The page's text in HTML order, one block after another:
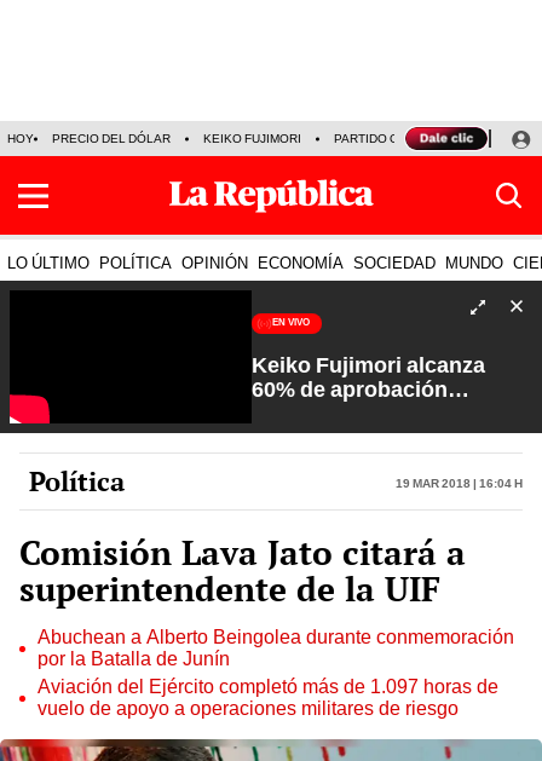
HOY PRECIO DEL DÓLAR KEIKO FUJIMORI PARTIDO OBRAS ARMONÍA 10
LO ÚLTIMO POLÍTICA OPINIÓN ECONOMÍA SOCIEDAD MUNDO
EN VIVO
Keiko Fujimori alcanza
60% de aprobación
Rosa María Palacios
Política 19 Mar 2018 | 16:04 h
Comisión Lava Jato citará a
superintendente de la UIF
Abuchean a Alberto Beingolea durante conmemoración
por la Batalla de Junín
Aviación del Ejército completó más de 1.097 horas de
vuelo de apoyo a operaciones militares de riesgo